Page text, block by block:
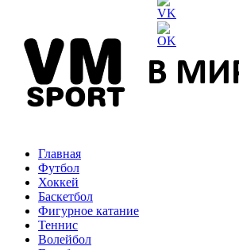
Главная
Футбол
Хоккей
Баскетбол
Фигурное катание
Теннис
Волейбол